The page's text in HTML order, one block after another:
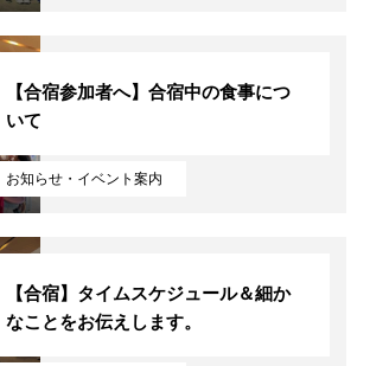
お知らせ・イベント案内
【合宿参加者へ】合宿中の食事につ
いて
【合宿】タイムスケジュール＆細か
なことをお伝えします。